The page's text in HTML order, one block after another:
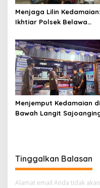
Menjaga Lilin Kedamaian:
Ikhtiar Polsek Belawa
Ketenteraman Umat
Menjemput Kedamaian di
Bawah Langit
Tinggalkan Balasan
Alamat email Anda tidak